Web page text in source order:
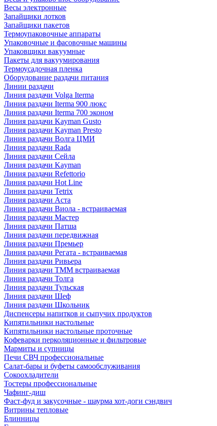
Весы электронные
Запайщики лотков
Запайщики пакетов
Термоупаковочные аппараты
Упаковочные и фасовочные машины
Упаковщики вакуумные
Пакеты для вакуумирования
Термоусадочная пленка
Оборудование раздачи питания
Линии раздачи
Линия раздачи Volga Iterma
Линия раздачи Iterma 900 люкс
Линия раздачи Iterma 700 эконом
Линия раздачи Kayman Gusto
Линия раздачи Kayman Presto
Линия раздачи Волга ЦМИ
Линия раздачи Rada
Линия раздачи Сейла
Линия раздачи Kayman
Линия раздачи Refettorio
Линия раздачи Hot Line
Линия раздачи Tetrix
Линия раздачи Аста
Линия раздачи Виола - встраиваемая
Линия раздачи Мастер
Линия раздачи Патша
Линия раздачи передвижная
Линия раздачи Премьер
Линия раздачи Регата - встраиваемая
Линия раздачи Ривьера
Линия раздачи ТММ встраиваемая
Линия раздачи Толга
Линия раздачи Тульская
Линия раздачи Шеф
Линия раздачи Школьник
Диспенсеры напитков и сыпучих продуктов
Кипятильники настольные
Кипятильники настольные проточные
Кофеварки перколяционные и фильтровые
Мармиты и супницы
Печи СВЧ профессиональные
Салат-бары и буфеты самообслуживания
Сокоохладители
Тостеры профессиональные
Чафинг-диш
Фаст-фуд и закусочные - шаурма хот-доги сэндвич
Витрины тепловые
Блинницы